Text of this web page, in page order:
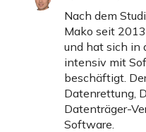
Nach dem
Mako seit
und hat sich in
intensiv mit
beschäftigt.
Datenrettung,
Datenträger-
Software.